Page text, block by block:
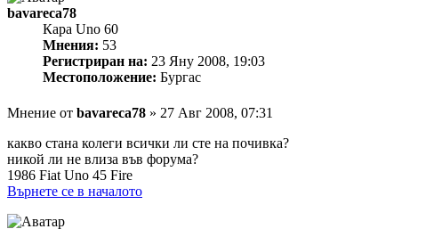
bavareca78
Кара Uno 60
Мнения: 53
Регистриран на: 23 Яну 2008, 19:03
Местоположение: Бургас
Мнение от bavareca78 » 27 Авг 2008, 07:31
какво стана колеги всички ли сте на почивка?
никой ли не влиза във форума?
1986 Fiat Uno 45 Fire
Върнете се в началото